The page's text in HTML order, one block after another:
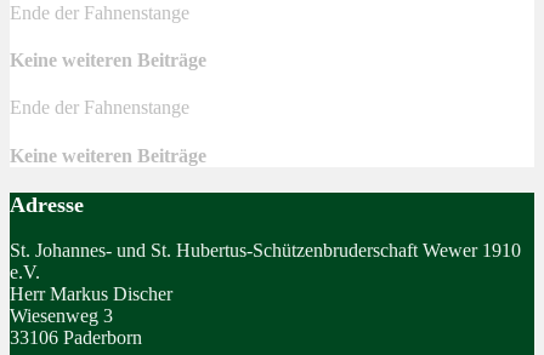
Ende der Fahnenstange
Keine weiteren Beiträge
Ende der Fahnenstange
Keine weiteren Beiträge
Adresse
St. Johannes- und St. Hubertus-Schützenbruderschaft Wewer 1910
e.V.
Herr Markus Discher
Wiesenweg 3
33106 Paderborn